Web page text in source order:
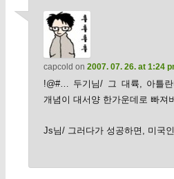
capcold on 2007. 07. 26. at 1:24
!@#… 두기님/ 그 대륙, 아틀
개념이 대서양 한가운데로 빠져
Js님/ 그러다가 성공하면, 미국